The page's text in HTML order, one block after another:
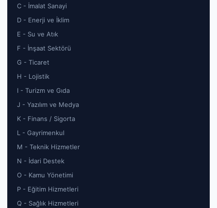
C - İmalat Sanayi
D - Enerji ve İklim
E - Su ve Atık
F - İnşaat Sektörü
G - Ticaret
H - Lojistik
I - Turizm ve Gıda
J - Yazılım ve Medya
K - Finans / Sigorta
L - Gayrimenkul
M - Teknik Hizmetler
N - İdari Destek
O - Kamu Yönetimi
P - Eğitim Hizmetleri
Q - Sağlık Hizmetleri